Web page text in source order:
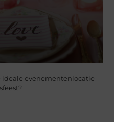
ideale evenementenlocatie